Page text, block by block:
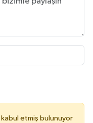
kabul etmiş bulunuyor